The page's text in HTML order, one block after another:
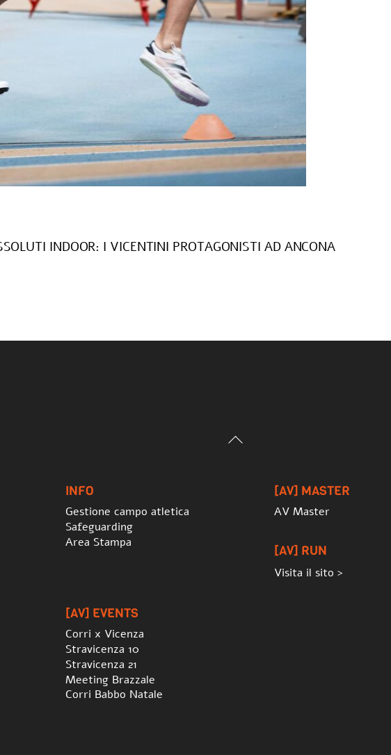
INDOOR: I VICENTINI PROTAGONISTI AD ANCONA
Back
INFO
Gestione campo atletica
Safeguarding
Area Stampa
[AV] MASTER
AV Master
[AV] RUN
Visita il sito >
[AV] EVENTS
Corri x Vicenza
Stravicenza 10
Stravicenza 21
Meeting Brazzale
Corri Babbo Natale